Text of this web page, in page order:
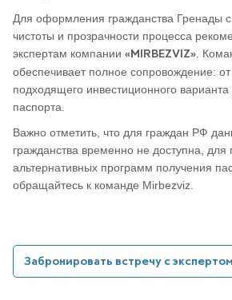
Для оформления гражданства Гренады с
чистоты и прозрачности процесса
экспертам компании «MIRBEZVIZ» .
обеспечивает полное сопровождение:
подходящего инвестиционного
паспорта.
Важно отметить, что для граждан РФ
гражданства временно не доступна, для
альтернативных программ получения
обращайтесь к команде Mirbezviz.
Забронировать встречу с экспертом